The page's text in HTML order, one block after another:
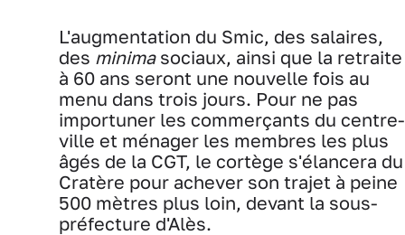
L'augmentation du Smic, des salaires,
des minimasociaux, ainsi que la retraite
à 60 ans seront une nouvelle fois au
menu dans trois jours. Pour ne pas
importuner les commerçants du centre-
ville et ménager les membres les plus
âgés de la CGT, le cortège s'élancera du
Cratère pour achever son trajet à peine
500 mètres plus loin, devant la sous-
préfecture d'Alès.